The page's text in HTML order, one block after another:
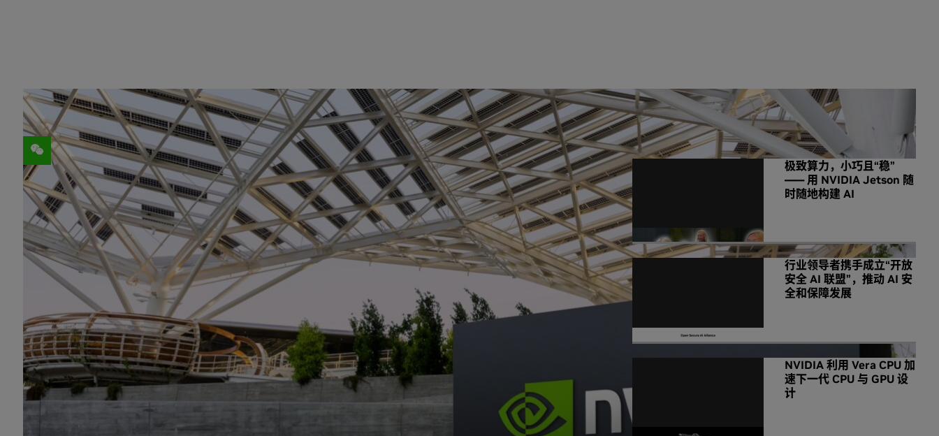
分享
季度收入创下 221 亿美元的纪录，较第三季度增长 22%，较去年同期增长 265%
数据中心季度收入创下 184 亿美元的纪录，较第三季度增长 27%，较去年同期增长 409%
全年收入创下 609 亿美元的纪录，增长 126%
NVIDIA (纳斯达克股票代码：NVDA) 今日宣布，截至 2024 年 1 月 28 日的第四季度收入为 221 亿美
元，较上一季度增长 22%，较去年同期增长 265%。
季度 GAAP 摊薄每股收益为 4.93 美元，较上一季度增长 33%，较去年同期增长 765%。季度非 GAAP
摊薄每股收益为 5.16 美元，较上一季度增长 28%，较去年同期增长 486%。
2024 财年收入增长 126%，达到 609 亿美元。全年 GAAP 摊薄每股收益为 11.93 美元，较上一财年增
长 586%。全年非 GAAP 摊薄每股收益为 12.96 美元，较上一财年增长 288%。
NVIDIA 创始人兼首席执行官黄仁勋表示：“加速计算和生成式 AI 已达到一个转折点。全球企业、行业和
各个国家的需求都在激增。”
“推动我们数据中心平台发展的因素日益多元化，包括大型云服务提供商和专业 GPU 提供商对数据处
NVIDIA 相关新闻
极致算力，小巧且“稳”
—— 用 NVIDIA Jetson 随
时随地构建 AI
行业领导者携手成立“开放
安全 AI 联盟”，推动 AI 安
全和保障发展
NVIDIA 利用 Vera CPU 加
速下一代 CPU 与 GPU 设
计